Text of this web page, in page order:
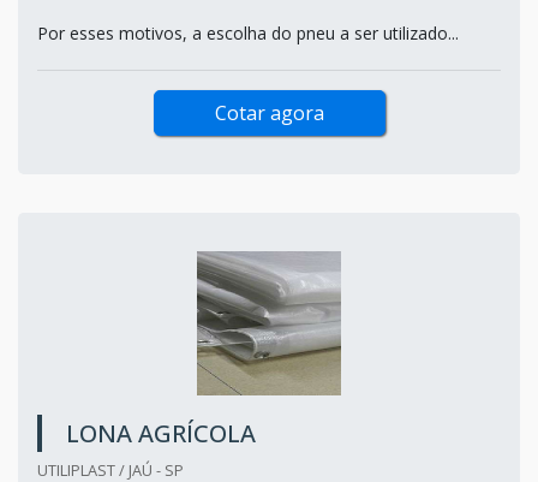
Por esses motivos, a escolha do pneu a ser utilizado...
Cotar agora
LONA AGRÍCOLA
UTILIPLAST / JAÚ - SP